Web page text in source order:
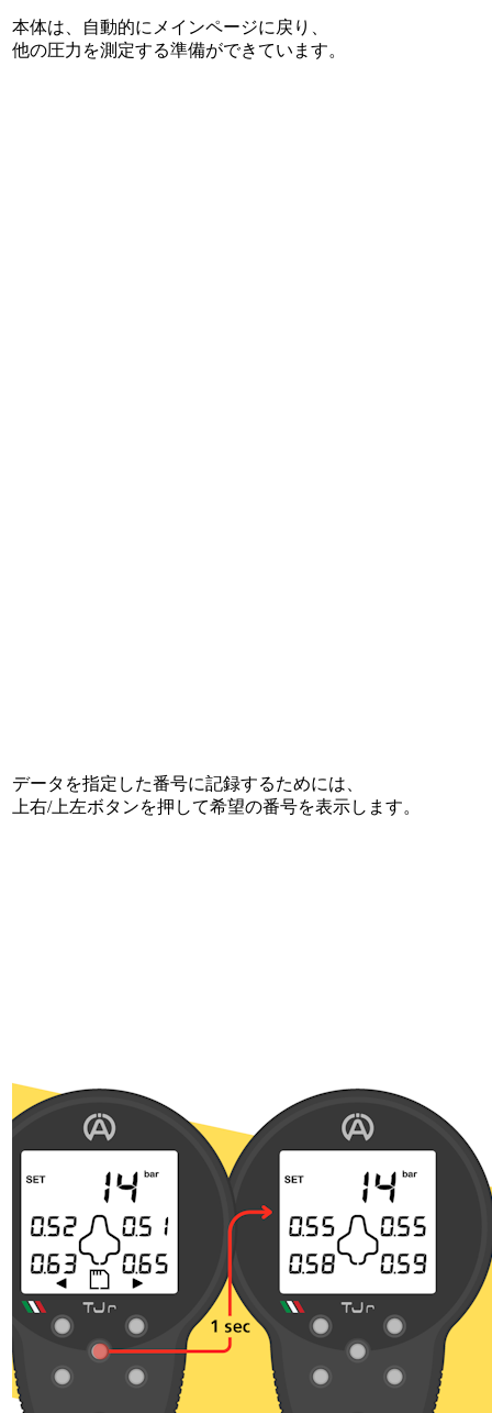
本体は、自動的にメインページに戻り、
他の圧力を測定する準備ができています。
データを指定した番号に記録するためには、
上右/上左ボタンを押して希望の番号を表示します。